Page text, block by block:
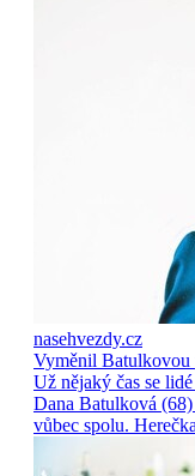
nasehvezdy.cz
Vyměnil Batulkovou
Už nějaký čas se
Dana Batulková
vůbec spolu.